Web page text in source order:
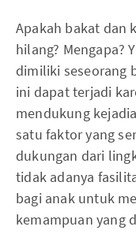
Apakah bakat dan
hilang? Mengapa?
dimiliki seseorang
ini dapat terjadi
mendukung
satu faktor yang
dukungan dari
tidak adanya
bagi anak untuk
kemampuan yang